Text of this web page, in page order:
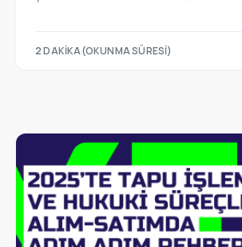
2 DAKIKA(OKUNMA SÜRESI)